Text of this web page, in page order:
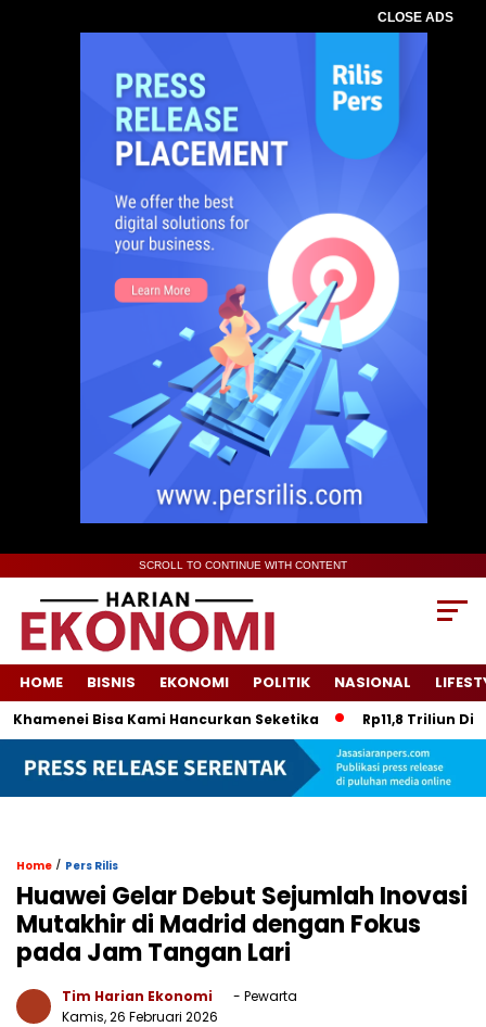
CLOSE ADS
SCROLL TO CONTINUE WITH CONTENT
HOME BISNIS EKONOMI POLITIK NASIONAL
Bisa Kami Hancurkan Seketika Rp11,8 Triliun
Home / Pers Rilis
Huawei Gelar Debut Sejumlah Inovasi
Mutakhir di Madrid dengan Fokus
pada Jam Tangan Lari
Tim Harian Ekonomi
- Pewarta
Kamis, 26 Februari 2026